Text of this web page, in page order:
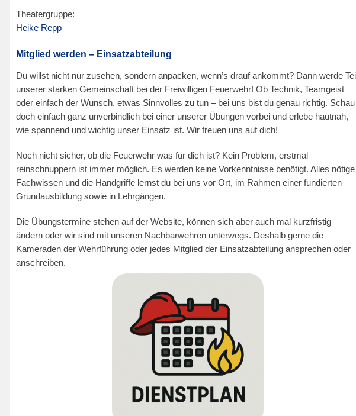
2
8
k
t
o
b
e
r
2
0
1
Theatergruppe:
Heike Repp
Mitglied werden – Einsatzabteilung
Du willst nicht nur zusehen, sondern anpacken, wenn’s drauf ankommt? Dann werde
unserer starken Gemeinschaft bei der Freiwilligen Feuerwehr! Ob Technik, Teamgeist
oder einfach der Wunsch, etwas Sinnvolles zu tun – bei uns bist du genau richtig. Schau
doch einfach ganz unverbindlich bei einer unserer Übungen vorbei und erlebe hautnah,
wie spannend und wichtig unser Einsatz ist. Wir freuen uns auf dich!
Noch nicht sicher, ob die Feuerwehr was für dich ist? Kein Problem, erstmal
reinschnuppern ist immer möglich. Es werden keine Vorkenntnisse benötigt. Alles nötige
Fachwissen und die Handgriffe lernst du bei uns vor Ort, im Rahmen einer fundierten
Grundausbildung sowie in Lehrgängen.
Die Übungstermine stehen auf der Website, können sich aber auch mal kurzfristig
ändern oder wir sind mit unseren Nachbarwehren unterwegs. Deshalb gerne die
Kameraden der Wehrführung oder jedes Mitglied der Einsatzabteilung ansprechen oder
anschreiben.